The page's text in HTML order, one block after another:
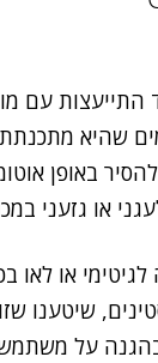
עם
שהיא
באופן
או גזעני
או לאו
שיטענו
בהגנה על